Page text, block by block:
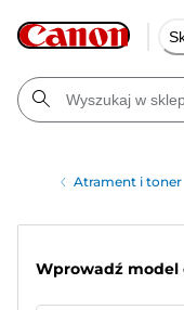
Atrament i toner
Wprowadź model